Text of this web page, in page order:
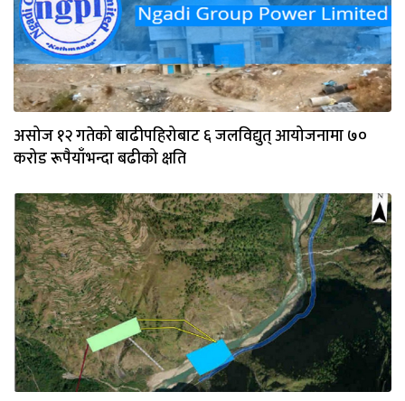
असोज १२ गतेको बाढीपहिरोबाट ६ जलविद्युत् आयोजनामा ७०
करोड रूपैयाँभन्दा बढीको क्षति